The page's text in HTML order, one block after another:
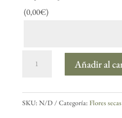
(0,00€)
secas
Añadir al
SKU: N/D Categoría: Flores